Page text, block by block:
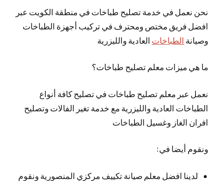
نحن نعمل في خدمة تصليح طباخات في منطقة الكويت عبر
افضل فريق مختص ومحترف في تركيب أجهزة الطباخات
وصيانة الطباخات العادية والليزرية
ما هي ميزات معلم تصليح طباخات؟
نعمل عبر معلم تصليح طباخات في تصليح كافة أنواع
الطباخات العادية والليزرية مع خدمة تغير الفالات وتصليح
افران الغاز وغسيل الطباخات
ونقوم أيضا في:
لدينا افضل معلم صيانة تكييف مركزي المنصورية ونقوم